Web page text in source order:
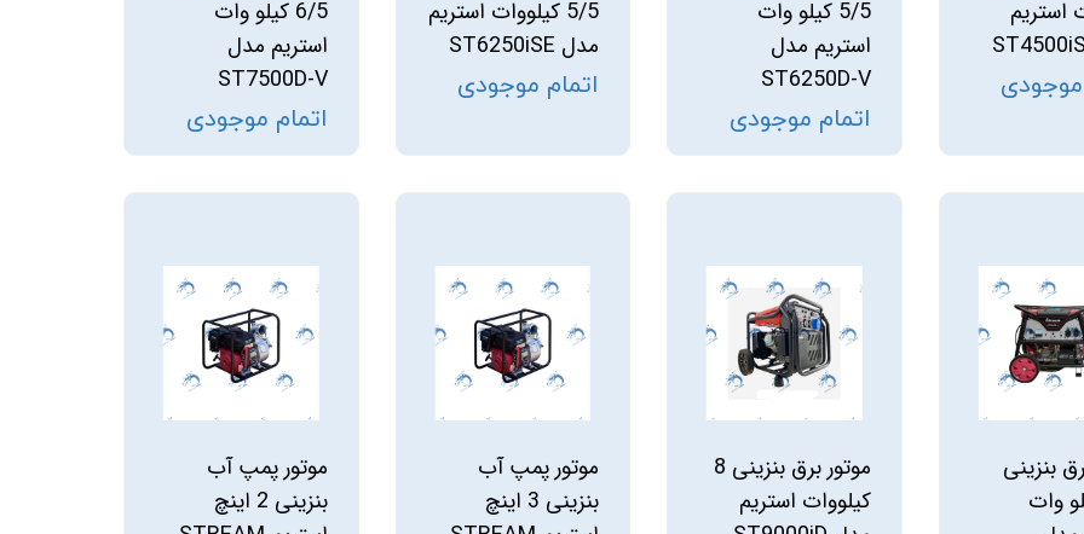
استریم
موجودی
5/5 کیلو وات
استریم مدل
ST6250D-V
اتمام موجودی
5/5 کیلووات استریم
مدل ST6250iSE
اتمام موجودی
6/5 کیلو وات
استریم مدل
ST7500D-V
اتمام موجودی
بنزینی
وات
موتور برق بنزینی 8
کیلووات استریم
موتور پمپ آب
بنزینی 3 اینچ
موتور پمپ آب
بنزینی 2 اینچ